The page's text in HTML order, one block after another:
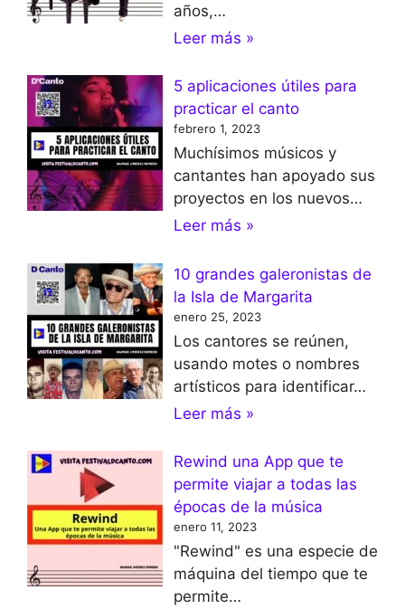
años,…
Leer más »
5 aplicaciones útiles para
practicar el canto
febrero 1, 2023
Muchísimos músicos y
cantantes han apoyado sus
proyectos en los nuevos…
Leer más »
10 grandes galeronistas de
la Isla de Margarita
enero 25, 2023
Los cantores se reúnen,
usando motes o nombres
artísticos para identificar…
Leer más »
Rewind una App que te
permite viajar a todas las
épocas de la música
enero 11, 2023
"Rewind" es una especie de
máquina del tiempo que te
permite…